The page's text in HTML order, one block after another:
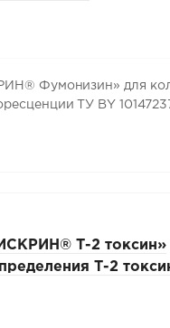
арт. BKPS007
Фумонизин» для
ТУ BY
Т-2 токсин»
Т-2